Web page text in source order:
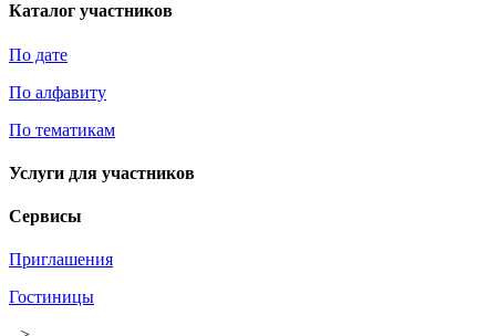
Каталог участников
По дате
По алфавиту
По тематикам
Услуги для участников
Сервисы
Приглашения
Гостиницы